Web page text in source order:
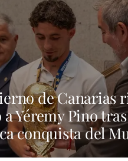
de Canarias
Yéremy Pino
conquista del